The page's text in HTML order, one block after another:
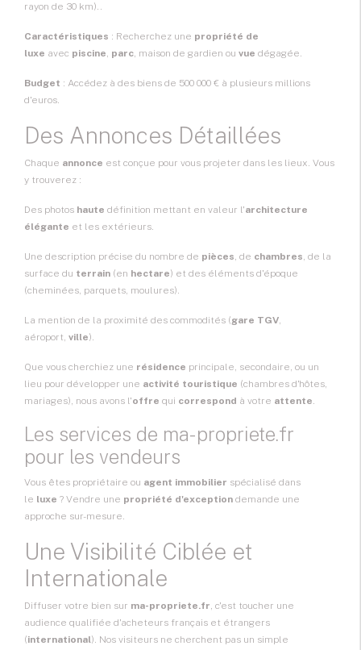
rayon de 30 km)..
Caractéristiques : Recherchez une propriété de
luxe avec piscine, parc, maison de gardien ou vue dégagée.
Budget : Accédez à des biens de 500 000 € à plusieurs millions
d'euros.
Des Annonces Détaillées
Chaque annonce est conçue pour vous projeter dans les lieux. Vous
y trouverez :
Des photos haute définition mettant en valeur l'architecture
élégante et les extérieurs.
Une description précise du nombre de pièces, de chambres, de la
surface du terrain (en hectare) et des éléments d'époque
(cheminées, parquets, moulures).
La mention de la proximité des commodités (gare TGV,
aéroport, ville).
Que vous cherchiez une résidence principale, secondaire, ou un
lieu pour développer une activité touristique (chambres d'hôtes,
mariages), nous avons l'offre qui correspond à votre attente.
Les services de ma-propriete.fr
pour les vendeurs
Vous êtes propriétaire ou agent immobilier spécialisé dans
le luxe ? Vendre une propriété d'exception demande une
approche sur-mesure.
Une Visibilité Ciblée et
Internationale
Diffuser votre bien sur ma-propriete.fr, c'est toucher une
audience qualifiée d'acheteurs français et étrangers
(international). Nos visiteurs ne cherchent pas un simple